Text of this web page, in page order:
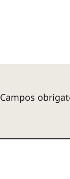
Campos